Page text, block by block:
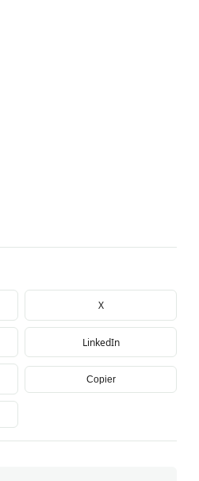
X
LinkedIn
Copier